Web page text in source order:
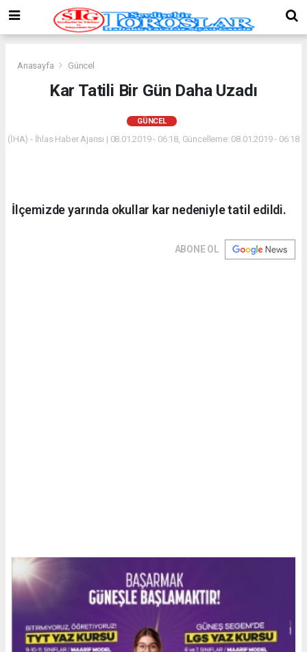
Anasayfa Güncel
Kar Tatili Bir Gün Daha Uzadı
GÜNCEL
(İHA) - İhlas Haber Ajansı | 08.01.2019 - 06:18, Güncelleme: 08.01.2019 - 06:18
İlçemizde yarında okullar kar nedeniyle tatil edildi.
ABONE OL